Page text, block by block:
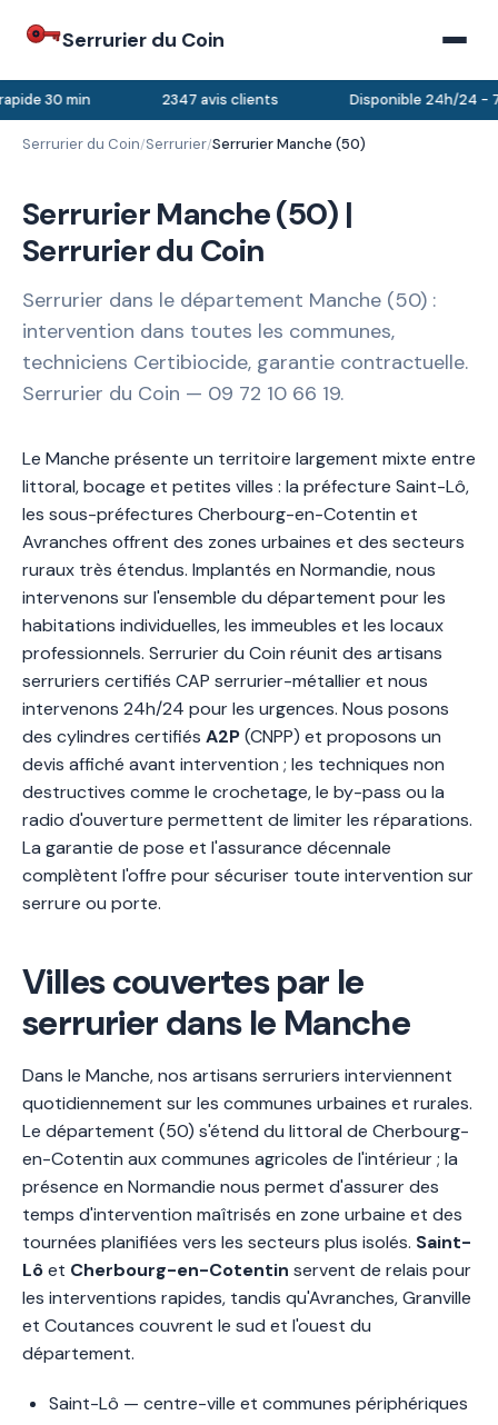
Serrurier du Coin
30 min 2347 avis clients Disponible 24h/24 -
Serrurier du Coin/Serrurier/Serrurier Manche (50)
Serrurier Manche (50) |
Serrurier du Coin
Serrurier dans le département Manche (50) :
intervention dans toutes les communes,
techniciens Certibiocide, garantie contractuelle.
Serrurier du Coin — 09 72 10 66 19.
Le Manche présente un territoire largement mixte entre
littoral, bocage et petites villes : la préfecture Saint-Lô,
les sous-préfectures Cherbourg-en-Cotentin et
Avranches offrent des zones urbaines et des secteurs
ruraux très étendus. Implantés en Normandie, nous
intervenons sur l'ensemble du département pour les
habitations individuelles, les immeubles et les locaux
professionnels. Serrurier du Coin réunit des artisans
serruriers certifiés CAP serrurier-métallier et nous
intervenons 24h/24 pour les urgences. Nous posons
des cylindres certifiés A2P(CNPP) et proposons un
devis affiché avant intervention ; les techniques non
destructives comme le crochetage, le by-pass ou la
radio d'ouverture permettent de limiter les réparations.
La garantie de pose et l'assurance décennale
complètent l'offre pour sécuriser toute intervention sur
serrure ou porte.
Villes couvertes par le
serrurier dans le Manche
Dans le Manche, nos artisans serruriers interviennent
quotidiennement sur les communes urbaines et rurales.
Le département (50) s'étend du littoral de Cherbourg-
en-Cotentin aux communes agricoles de l'intérieur ; la
présence en Normandie nous permet d'assurer des
temps d'intervention maîtrisés en zone urbaine et des
tournées planifiées vers les secteurs plus isolés. Saint-
Lôet Cherbourg-en-Cotentin servent de relais pour
les interventions rapides, tandis qu'Avranches, Granville
et Coutances couvrent le sud et l'ouest du
département.
Saint-Lô — centre-ville et communes périphériques